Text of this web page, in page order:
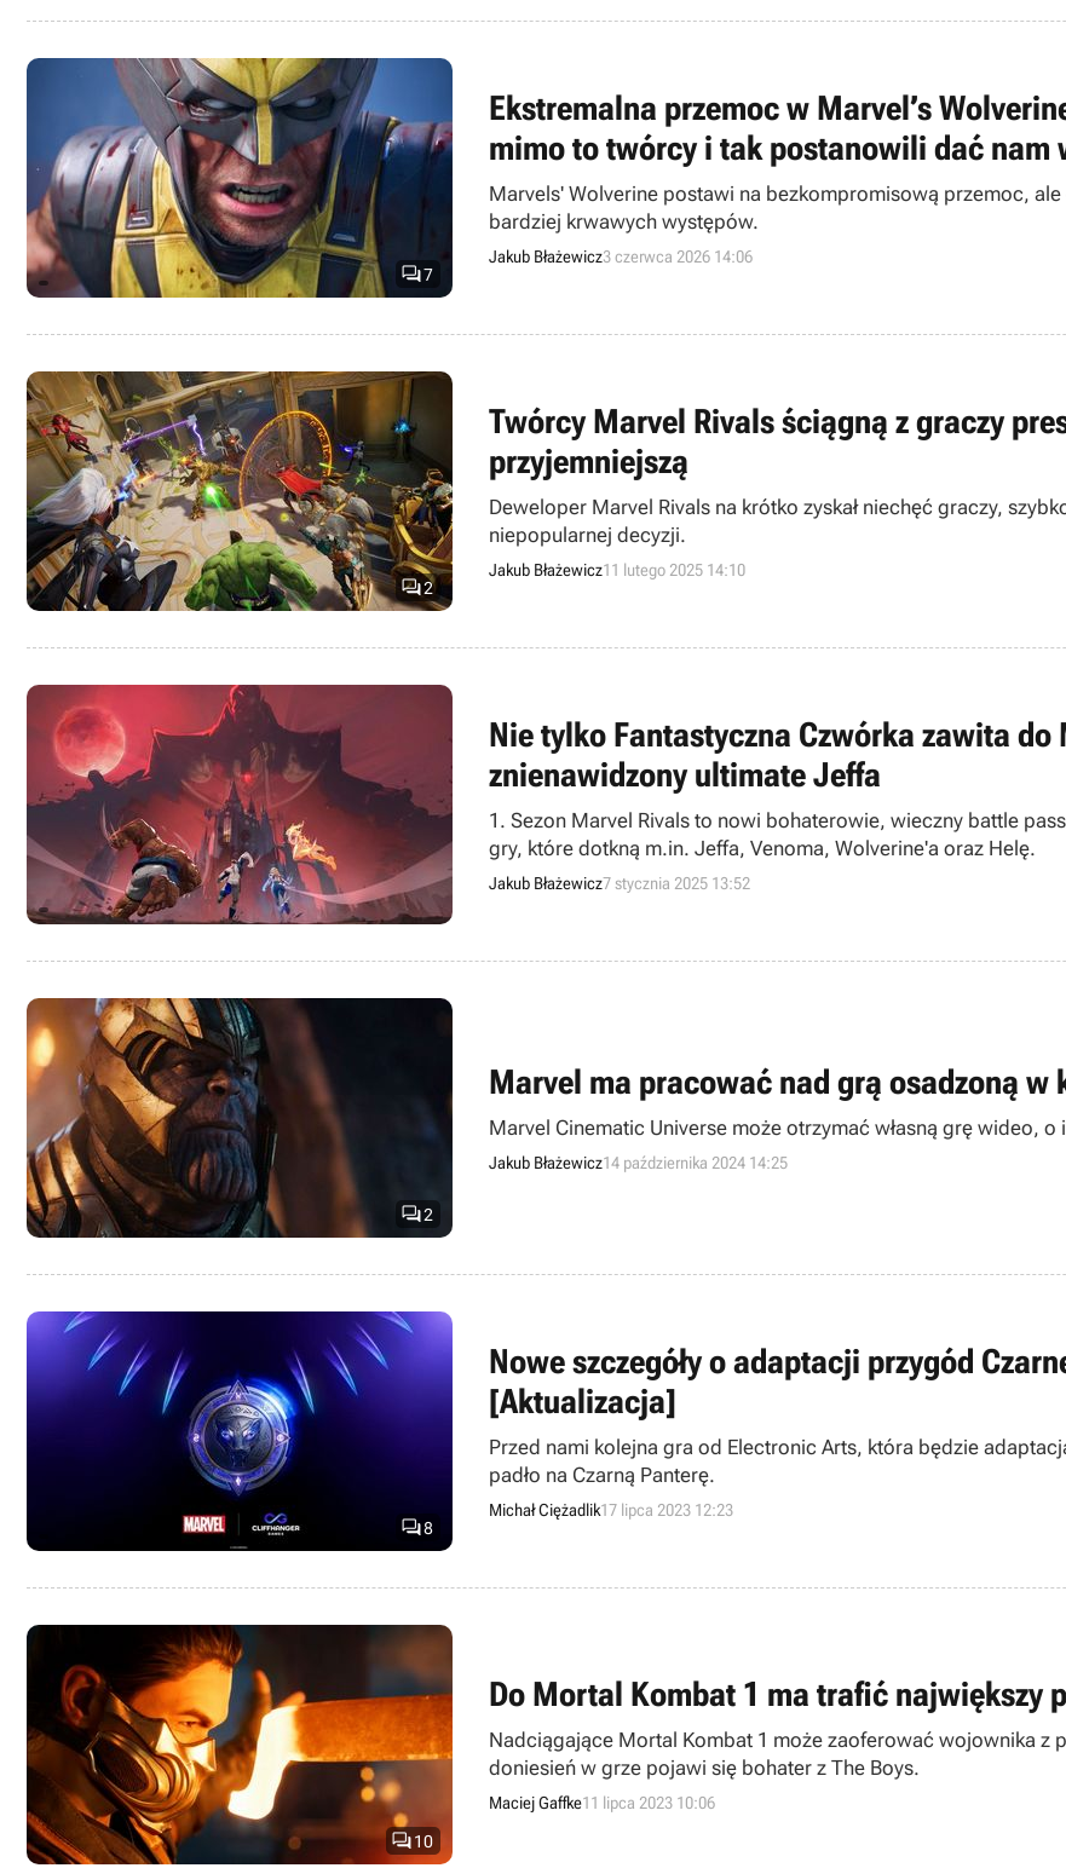
7
Ekstremalna przemoc w Marvel’s
mimo to twórcy i tak postanowili dać nam
Marvels' Wolverine postawi na bezkompromisową przemoc,
bardziej krwawych występów.
Jakub Błażewicz3 czerwca 2026 14:06
2
Twórcy Marvel Rivals ściągną z graczy
przyjemniejszą
Deweloper Marvel Rivals na krótko zyskał niechęć graczy,
niepopularnej decyzji.
Jakub Błażewicz11 lutego 2025 14:10
Nie tylko Fantastyczna Czwórka zawita do
znienawidzony ultimate Jeffa
1. Sezon Marvel Rivals to nowi bohaterowie, wieczny battle
gry, które dotkną m.in. Jeffa, Venoma, Wolverine'a oraz Helę.
Jakub Błażewicz7 stycznia 2025 13:52
2
Marvel ma pracować nad grą osadzoną
Marvel Cinematic Universe może otrzymać własną grę wideo,
Jakub Błażewicz14 października 2024 14:25
8
Nowe szczegóły o adaptacji przygód
[Aktualizacja]
Przed nami kolejna gra od Electronic Arts, która będzie
padło na Czarną Panterę.
Michał Ciężadlik17 lipca 2023 12:23
10
Do Mortal Kombat 1 ma trafić największy
Nadciągające Mortal Kombat 1 może zaoferować wojownika z
doniesień w grze pojawi się bohater z The Boys.
Maciej Gaffke11 lipca 2023 10:06